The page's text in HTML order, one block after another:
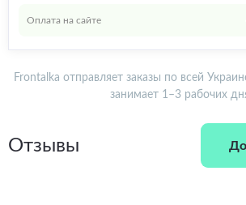
Оплата на сайте
Frontalka отправляет заказы по всей
занимает 1–3 рабочих
Отзывы